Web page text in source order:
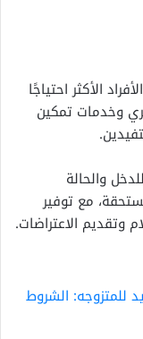
الأكثر احتياجًا
وخدمات تمكين
والحالة
مع توفير
وتقديم الاعتراضات.
للمتزوجه: الشروط